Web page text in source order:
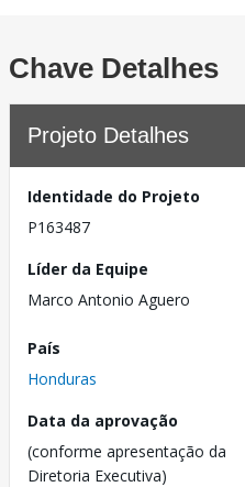
Chave Detalhes
Projeto Detalhes
Identidade do Projeto
P163487
Líder da Equipe
Marco Antonio Aguero
País
Honduras
Data da aprovação
(conforme apresentação da
Diretoria Executiva)